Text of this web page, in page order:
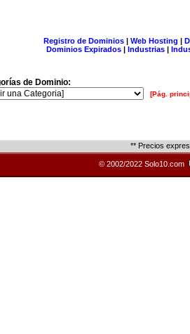
Registro de Dominios| Web Hosting |
Dominios Expirados | Industrias |
de Dominio:
[Pág.
** Precios
© 2002/2022 Solo10.com